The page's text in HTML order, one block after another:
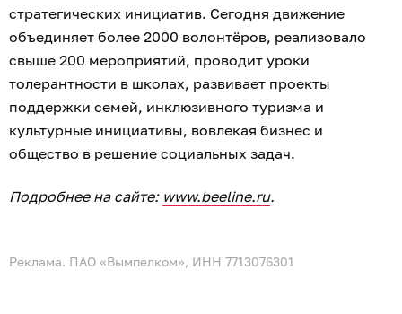
стратегических инициатив. Сегодня движение
объединяет более 2000 волонтёров, реализовало
свыше 200 мероприятий, проводит уроки
толерантности в школах, развивает проекты
поддержки семей, инклюзивного туризма и
культурные инициативы, вовлекая бизнес и
общество в решение социальных задач.
Подробнее на сайте: www.beeline.ru.
Реклама. ПАО «Вымпелком», ИНН 7713076301